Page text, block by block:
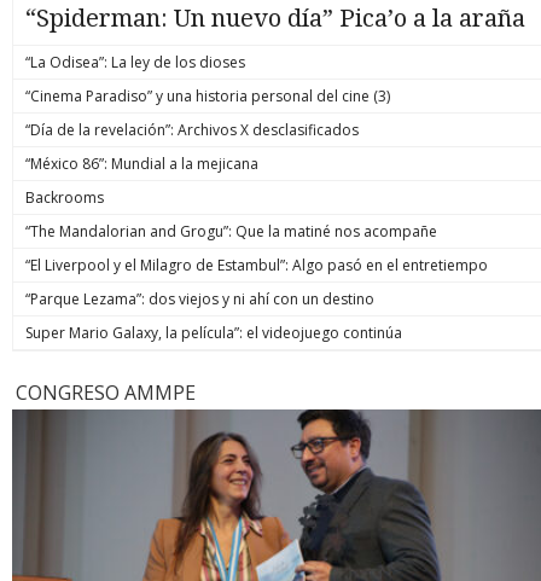
“Spiderman: Un nuevo día” Pica’o a la araña
“La Odisea”: La ley de los dioses
“Cinema Paradiso” y una historia personal del cine (3)
“Día de la revelación”: Archivos X desclasificados
“México 86”: Mundial a la mejicana
Backrooms
“The Mandalorian and Grogu”: Que la matiné nos acompañe
“El Liverpool y el Milagro de Estambul”: Algo pasó en el entretiempo
“Parque Lezama”: dos viejos y ni ahí con un destino
Super Mario Galaxy, la película”: el videojuego continúa
CONGRESO AMMPE